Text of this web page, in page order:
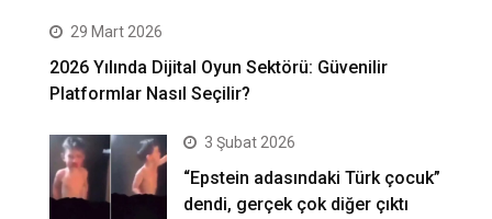
29 Mart 2026
2026 Yılında Dijital Oyun Sektörü: Güvenilir
Platformlar Nasıl Seçilir?
3 Şubat 2026
“Epstein adasındaki Türk çocuk”
dendi, gerçek çok diğer çıktı